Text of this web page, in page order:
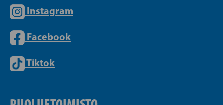
Instagram
Facebook
Tiktok